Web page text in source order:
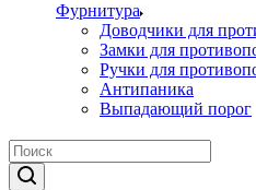
Фурнитура
Доводчики для
Замки для
Ручки для
Антипаника
Выпадающий порог